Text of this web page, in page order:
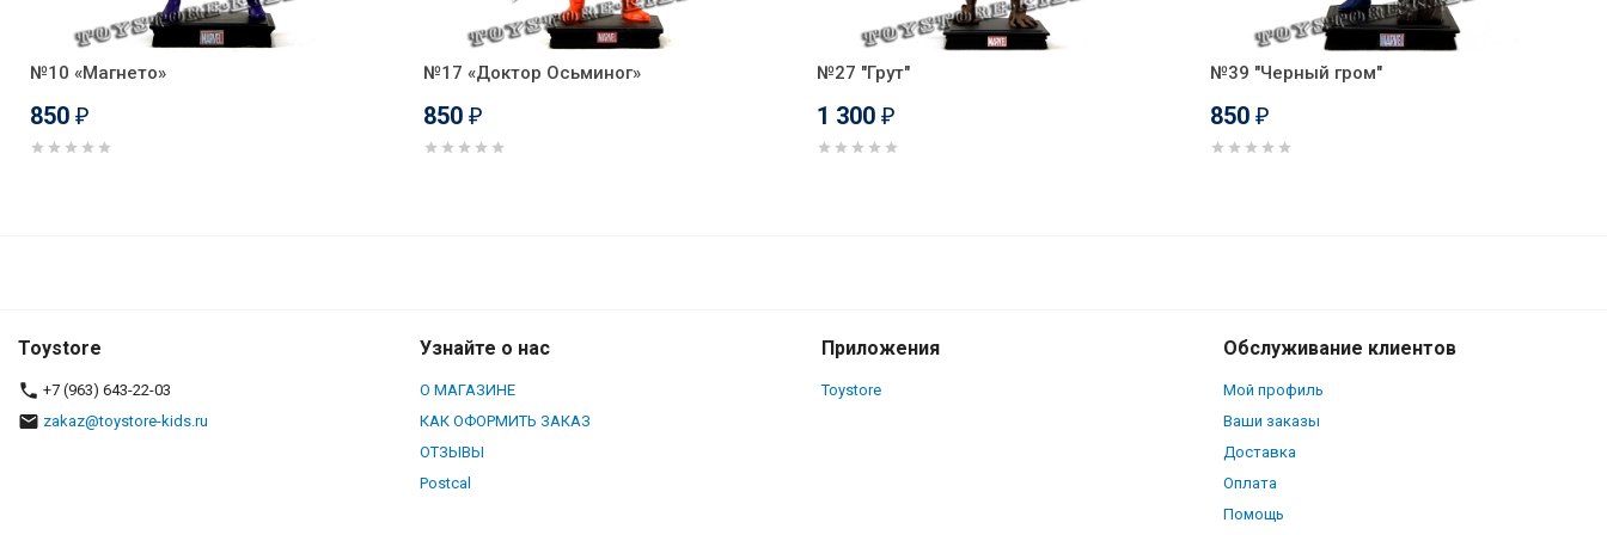
№10 «Магнето»
850 ₽
№17 «Доктор Осьминог»
850 ₽
№27 "Грут"
1 300 ₽
№39 "Черный гром"
850 ₽
Toystore
+7 (963) 643-22-03
zakaz@toystore-kids.ru
Узнайте о нас
О МАГАЗИНЕ
КАК ОФОРМИТЬ ЗАКАЗ
ОТЗЫВЫ
Postcal
Приложения
Toystore
Обслуживание клиентов
Мой профиль
Ваши заказы
Доставка
Оплата
Помощь